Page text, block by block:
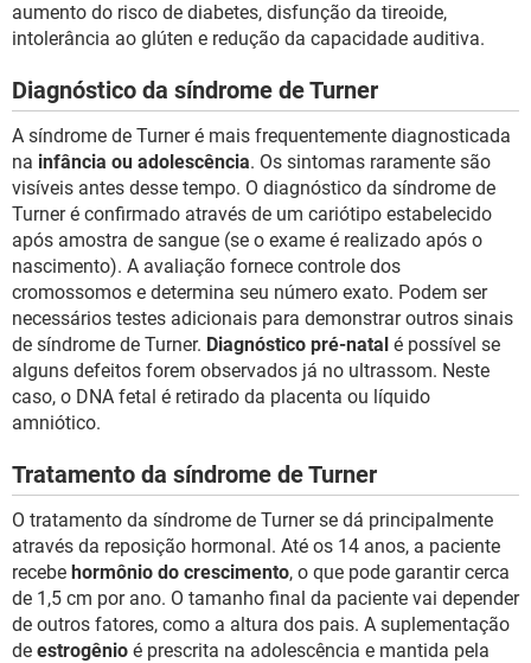
aumento do risco de diabetes, disfunção da tireoide,
intolerância ao glúten e redução da capacidade auditiva.
Diagnóstico da síndrome de Turner
A síndrome de Turner é mais frequentemente diagnosticada
na infância ou adolescência. Os sintomas raramente são
visíveis antes desse tempo. O diagnóstico da síndrome de
Turner é confirmado através de um cariótipo estabelecido
após amostra de sangue (se o exame é realizado após o
nascimento). A avaliação fornece controle dos
cromossomos e determina seu número exato. Podem ser
necessários testes adicionais para demonstrar outros sinais
de síndrome de Turner. Diagnóstico pré-natal é possível se
alguns defeitos forem observados já no ultrassom. Neste
caso, o DNA fetal é retirado da placenta ou líquido
amniótico.
Tratamento da síndrome de Turner
O tratamento da síndrome de Turner se dá principalmente
através da reposição hormonal. Até os 14 anos, a paciente
recebe hormônio do crescimento, o que pode garantir cerca
de 1,5 cm por ano. O tamanho final da paciente vai depender
de outros fatores, como a altura dos pais. A suplementação
de estrogênio é prescrita na adolescência e mantida pela